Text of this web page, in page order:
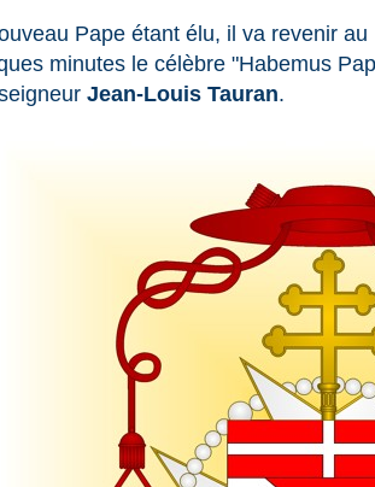
Pape étant élu, il va revenir
minutes le célèbre "Habemus
Jean-Louis Tauran.